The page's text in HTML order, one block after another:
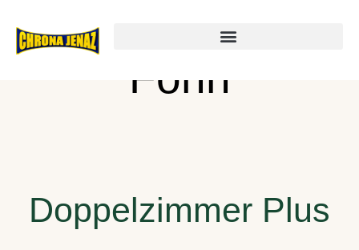
Ausstattung:
Föhn
Doppelzimmer Plus